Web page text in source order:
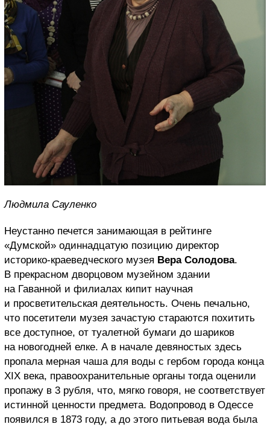
Людмила Сауленко
Неустанно печется занимающая в рейтинге
«Думской» одиннадцатую позицию директор
историко-краеведческого музея Вера Солодова.
В прекрасном дворцовом музейном здании
на Гаванной и филиалах кипит научная
и просветительская деятельность. Очень печально,
что посетители музея зачастую стараются похитить
все доступное, от туалетной бумаги до шариков
на новогодней елке. А в начале девяностых здесь
пропала мерная чаша для воды с гербом города конца
XIX века, правоохранительные органы тогда оценили
пропажу в 3 рубля, что, мягко говоря, не соответствует
истинной ценности предмета. Водопровод в Одессе
появился в 1873 году, а до этого питьевая вода была